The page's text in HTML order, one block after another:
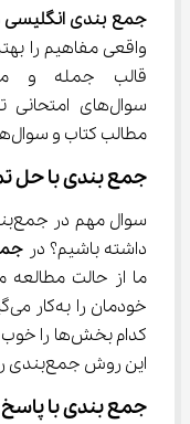
جمع بندی انگلیسی
واقعی مفاهیم را
مطالب کتاب و سوال‌های امتحان را برای ما روشن‌تر می‌کنند.
جمع‌ بندی با حل تمرین
داشته باشیم؟ در
این روش جمع‌بندی را کاربردی‌تر و موثرتر می‌کند.
جمع ‌بندی با پاسخ تشریحی